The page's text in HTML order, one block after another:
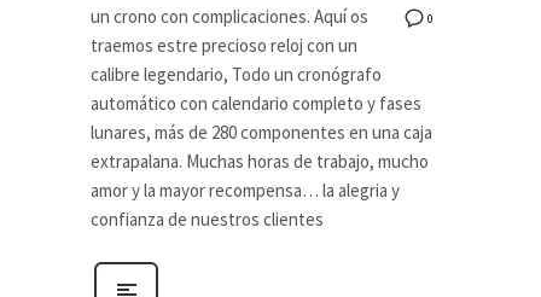
0
un crono con complicaciones. Aquí os
traemos estre precioso reloj con un
calibre legendario, Todo un cronógrafo
automático con calendario completo y fases
lunares, más de 280 componentes en una caja
extrapalana. Muchas horas de trabajo, mucho
amor y la mayor recompensa… la alegria y
confianza de nuestros clientes